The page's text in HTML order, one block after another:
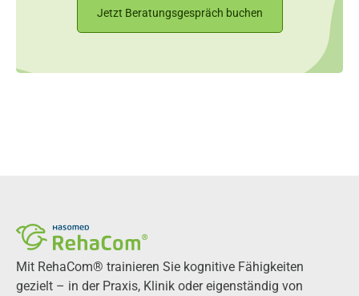
Jetzt Beratungsgespräch buchen
Mit RehaCom® trainieren Sie kognitive Fähigkeiten
gezielt – in der Praxis, Klinik oder eigenständig von